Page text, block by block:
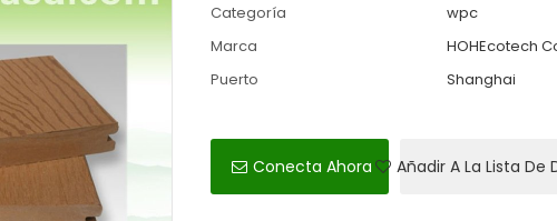
Categoría
wpc
Marca
HOHEcotech
Puerto
Shanghai
Conecta Ahora Añadir A La Lista De